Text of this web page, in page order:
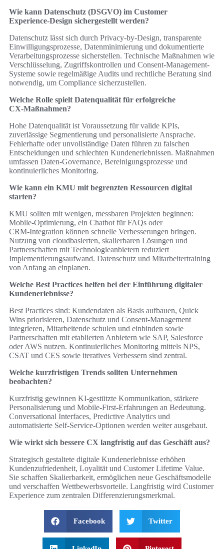
Wie kann Datenschutz (DSGVO) im Customer
Experience‑Design sichergestellt werden?
Datenschutz lässt sich durch Privacy‑by‑Design, transparente
Einwilligungsprozesse, Datenminimierung und dokumentierte
Verarbeitungsprozesse sicherstellen. Technische Maßnahmen wie
Verschlüsselung, Zugriffskontrollen und Consent‑Management-
Systeme sowie regelmäßige Audits und rechtliche Beratung sind
notwendig, um Compliance sicherzustellen.
Welche Rolle spielt Datenqualität für erfolgreiche
CX‑Maßnahmen?
Hohe Datenqualität ist Voraussetzung für valide KPIs,
zuverlässige Segmentierung und personalisierte Ansprache.
Fehlerhafte oder unvollständige Daten führen zu falschen
Entscheidungen und schlechten Kundenerlebnissen. Maßnahmen
umfassen Daten‑Governance, Bereinigungsprozesse und
kontinuierliches Monitoring.
Wie kann ein KMU mit begrenzten Ressourcen digital
starten?
KMU sollten mit wenigen, messbaren Projekten beginnen:
Mobile-Optimierung, ein Chatbot für FAQs oder
CRM‑Integration können schnelle Verbesserungen bringen.
Nutzung von cloudbasierten, skalierbaren Lösungen und
Partnerschaften mit Technologieanbietern reduziert
Implementierungsaufwand. Datenschutz und Mitarbeitertraining
von Anfang an einplanen.
Welche Best Practices helfen bei der Einführung digitaler
Kundenerlebnisse?
Best Practices sind: Kundendaten als Basis aufbauen, Quick
Wins priorisieren, Datenschutz und Consent‑Management
integrieren, Mitarbeitende schulen und einbinden sowie
Partnerschaften mit etablierten Anbietern wie SAP, Salesforce
oder AWS nutzen. Kontinuierliches Monitoring mittels NPS,
CSAT und CES sowie iteratives Verbessern sind zentral.
Welche kurzfristigen Trends sollten Unternehmen
beobachten?
Kurzfristig gewinnen KI-gestützte Kommunikation, stärkere
Personalisierung und Mobile‑First‑Erfahrungen an Bedeutung.
Conversational Interfaces, Predictive Analytics und
automatisierte Self‑Service‑Optionen werden weiter ausgebaut.
Wie wirkt sich bessere CX langfristig auf das Geschäft aus?
Strategisch gestaltete digitale Kundenerlebnisse erhöhen
Kundenzufriedenheit, Loyalität und Customer Lifetime Value.
Sie schaffen Skalierbarkeit, ermöglichen neue Geschäftsmodelle
und verschaffen Wettbewerbsvorteile. Langfristig wird Customer
Experience zum zentralen Differenzierungsmerkmal.
Facebook Twitter